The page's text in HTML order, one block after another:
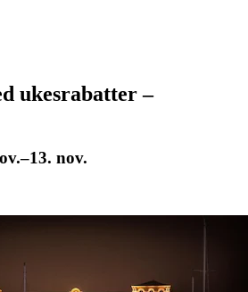
ukesrabatter –
nov.